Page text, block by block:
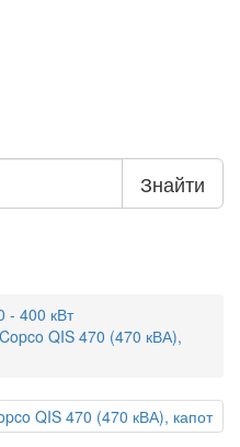
Знайти
- 400 кВт
QIS 470 (470 кВА),